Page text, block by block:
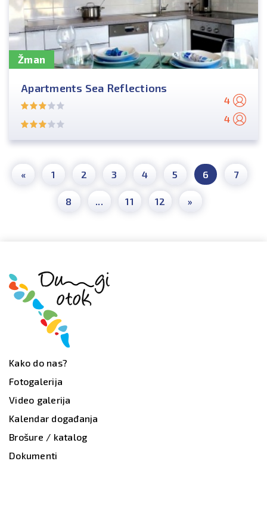
Žman
Apartments Sea Reflections
4
4
« 1 2 3 4 5 6 7
8 ... 11 12 »
Kako do nas?
Fotogalerija
Video galerija
Kalendar događanja
Brošure / katalog
Dokumenti